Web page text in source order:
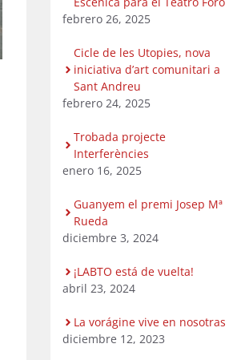
febrero 26, 2025
Cicle de les Utopies, nova
iniciativa d’art comunitari a
Sant Andreu
febrero 24, 2025
Trobada projecte
Interferències
enero 16, 2025
Guanyem el premi Josep Mª
Rueda
diciembre 3, 2024
¡LABTO está de vuelta!
abril 23, 2024
La vorágine vive en nosotras
diciembre 12, 2023